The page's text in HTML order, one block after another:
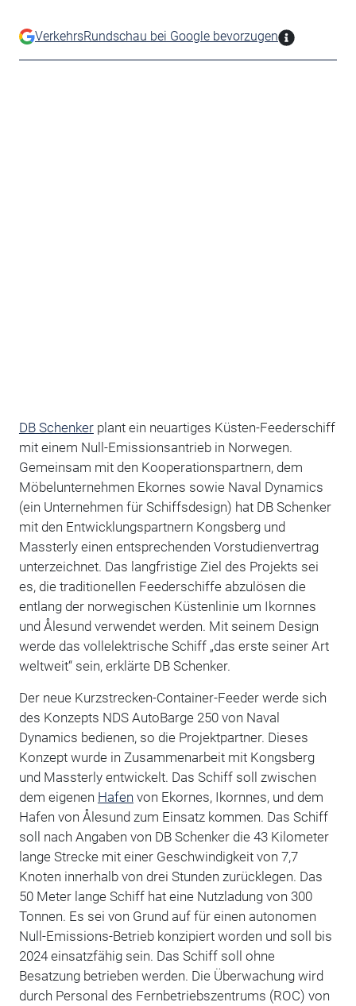
VerkehrsRundschau bei Google bevorzugen
DB Schenkerplant ein neuartiges Küsten-Feederschiff
mit einem Null-Emissionsantrieb in Norwegen.
Gemeinsam mit den Kooperationspartnern, dem
Möbelunternehmen Ekornes sowie Naval Dynamics
(ein Unternehmen für Schiffsdesign) hat DB Schenker
mit den Entwicklungspartnern Kongsberg und
Massterly einen entsprechenden Vorstudienvertrag
unterzeichnet. Das langfristige Ziel des Projekts sei
es, die traditionellen Feederschiffe abzulösen die
entlang der norwegischen Küstenlinie um Ikornnes
und Ålesund verwendet werden. Mit seinem Design
werde das vollelektrische Schiff „das erste seiner Art
weltweit“ sein, erklärte DB Schenker.
Der neue Kurzstrecken-Container-Feeder werde sich
des Konzepts NDS AutoBarge 250 von Naval
Dynamics bedienen, so die Projektpartner. Dieses
Konzept wurde in Zusammenarbeit mit Kongsberg
und Massterly entwickelt. Das Schiff soll zwischen
dem eigenen Hafen von Ekornes, Ikornnes, und dem
Hafen von Ålesund zum Einsatz kommen. Das Schiff
soll nach Angaben von DB Schenker die 43 Kilometer
lange Strecke mit einer Geschwindigkeit von 7,7
Knoten innerhalb von drei Stunden zurücklegen. Das
50 Meter lange Schiff hat eine Nutzladung von 300
Tonnen. Es sei von Grund auf für einen autonomen
Null-Emissions-Betrieb konzipiert worden und soll bis
2024 einsatzfähig sein. Das Schiff soll ohne
Besatzung betrieben werden. Die Überwachung wird
durch Personal des Fernbetriebszentrums (ROC) von